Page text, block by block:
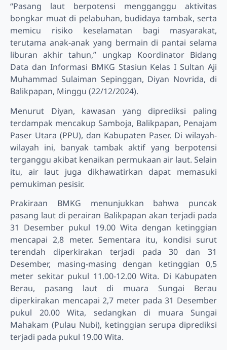
“Pasang laut berpotensi mengganggu aktivitas
bongkar muat di pelabuhan, budidaya tambak, serta
memicu risiko keselamatan bagi masyarakat,
terutama anak-anak yang bermain di pantai selama
liburan akhir tahun,” ungkap Koordinator Bidang
Data dan Informasi BMKG Stasiun Kelas I Sultan Aji
Muhammad Sulaiman Sepinggan, Diyan Novrida, di
Balikpapan, Minggu (22/12/2024).
Menurut Diyan, kawasan yang diprediksi paling
terdampak mencakup Samboja, Balikpapan, Penajam
Paser Utara (PPU), dan Kabupaten Paser. Di wilayah-
wilayah ini, banyak tambak aktif yang berpotensi
terganggu akibat kenaikan permukaan air laut. Selain
itu, air laut juga dikhawatirkan dapat memasuki
pemukiman pesisir.
Prakiraan BMKG menunjukkan bahwa puncak
pasang laut di perairan Balikpapan akan terjadi pada
31 Desember pukul 19.00 Wita dengan ketinggian
mencapai 2,8 meter. Sementara itu, kondisi surut
terendah diperkirakan terjadi pada 30 dan 31
Desember, masing-masing dengan ketinggian 0,5
meter sekitar pukul 11.00-12.00 Wita. Di Kabupaten
Berau, pasang laut di muara Sungai Berau
diperkirakan mencapai 2,7 meter pada 31 Desember
pukul 20.00 Wita, sedangkan di muara Sungai
Mahakam (Pulau Nubi), ketinggian serupa diprediksi
terjadi pada pukul 19.00 Wita.